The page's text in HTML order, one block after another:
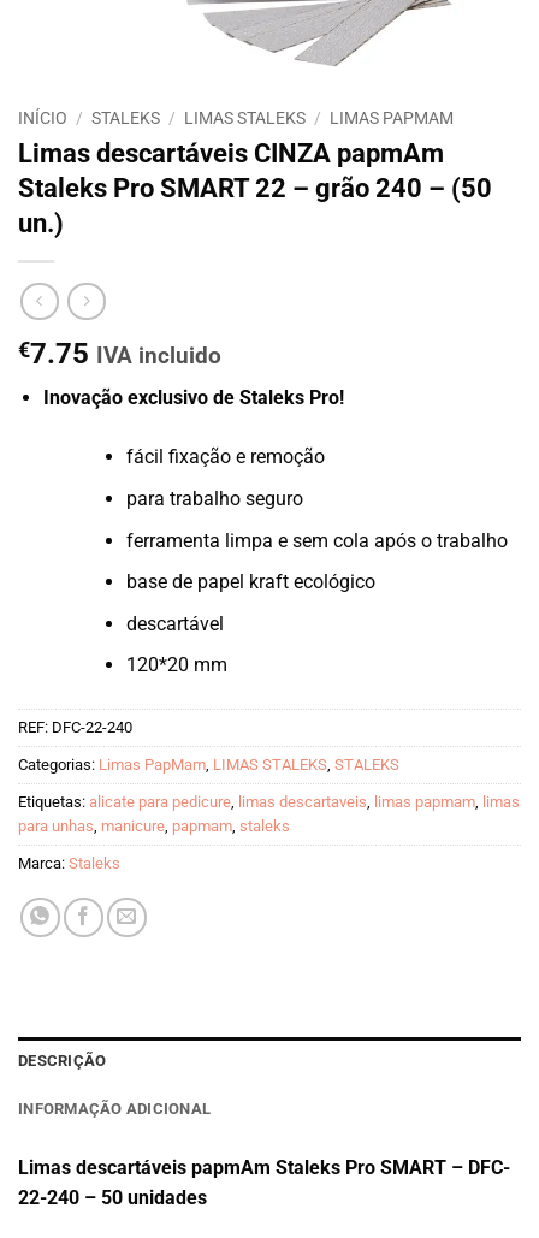
INÍCIO / STALEKS / LIMAS STALEKS / LIMAS PAPMAM
Limas descartáveis CINZA papmAm
Staleks Pro SMART 22 – grão 240 – (50
un.)
€7.75 IVA incluido
Inovação exclusivo de Staleks Pro!
fácil fixação e remoção
para trabalho seguro
ferramenta limpa e sem cola após o trabalho
base de papel kraft ecológico
descartável
120*20 mm
REF: DFC-22-240
Categorias: Limas PapMam, LIMAS STALEKS, STALEKS
Etiquetas: alicate para pedicure, limas descartaveis, limas papmam, limas
para unhas, manicure, papmam, staleks
Marca: Staleks
DESCRIÇÃO
INFORMAÇÃO ADICIONAL
Limas descartáveis papmAm Staleks Pro SMART – DFC-
22-240 – 50 unidades